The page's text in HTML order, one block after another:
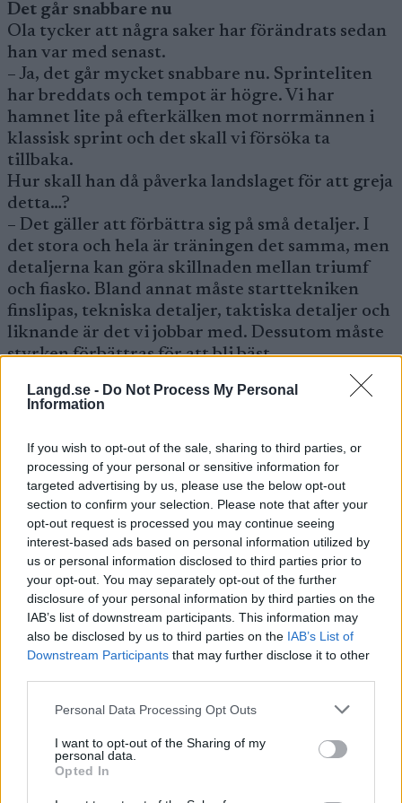
Langd.se - Do Not Process My Personal
Information
If you wish to opt-out of the sale, sharing to third parties, or
processing of your personal or sensitive information for
targeted advertising by us, please use the below opt-out
section to confirm your selection. Please note that after your
opt-out request is processed you may continue seeing
interest-based ads based on personal information utilized by
us or personal information disclosed to third parties prior to
your opt-out. You may separately opt-out of the further
disclosure of your personal information by third parties on the
IAB’s list of downstream participants. This information may
also be disclosed by us to third parties on the IAB’s List of
Downstream Participants that may further disclose it to other
Please note that this website/app uses one or more Google
not limited to your visit or usage behaviour. You may click to
grant or deny consent to Google and its third-party tags to
use your data for below specified purposes in below Google
consent section.
Personal Data Processing Opt Outs
I want to opt-out of the Sharing of my
personal data.
Opted In
Det går snabbare nu
Ola tycker att några saker har förändrats sedan
han var med senast.
– Ja, det går mycket snabbare nu. Sprinteliten
har breddats och tempot är högre. Vi har
hamnet lite på efterkälken mot norrmännen i
klassisk sprint och det skall vi försöka ta
tillbaka.
Hur skall han då påverka landslaget för att greja
detta…?
– Det gäller att förbättra sig på små detaljer. I
det stora och hela är träningen det samma, men
detaljerna kan göra skillnaden mellan triumf
och fiasko. Bland annat måste starttekniken
finslipas, tekniska detaljer, taktiska detaljer och
liknande är det vi jobbar med. Dessutom måste
styrken förbättras för att bli bäst.
Ola funderar också på om klassisk sprint har
någon framtid i internationell längdåkning.
nordiska åkarna så kraftigt att intresset för
klassisk sprint är betydligt mindre nere på
kontinenten än för fristilssprinterna.
Största VM-chansen i sprint
Nu kommer Ola Rawald att fungera i ett
tränarteam där man inte har någon uppdelning
som tidigare med herr- och damtränare eller en
ren sprinttränare.
– Hittils ser det bra ut och det blir spännande.
Efter resultaten i vintras har vi ju faktisk de
största medaljchanserna i VM i Liberec 2009 i
sprint. Emil Jönsson är kanske vårt största
Ola hoppas givetvis också att den dubbla
olympiske mästaren Björn Lind kommer